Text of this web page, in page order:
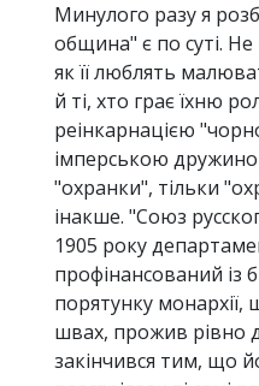
Минулого разу я
община" є по суті.
як її люблять
й ті, хто грає їхню
реінкарнацією
імперською
"охранки", тільки
інакше. "Союз
1905 року
профінансований
порятунку
швах, прожив рівно
закінчився тим, що